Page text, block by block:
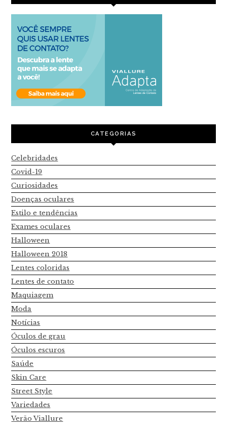
CATEGORIAS
Celebridades
Covid-19
Curiosidades
Doenças oculares
Estilo e tendências
Exames oculares
Halloween
Halloween 2018
Lentes coloridas
Lentes de contato
Maquiagem
Moda
Notícias
Óculos de grau
Óculos escuros
Saúde
Skin Care
Street Style
Variedades
Verão Viallure